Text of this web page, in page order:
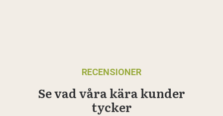
RECENSIONER
Se vad våra kära kunder
tycker